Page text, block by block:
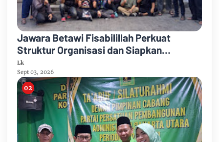
Jawara Betawi Fisabilillah Perkuat
Struktur Organisasi dan Siapkan
Legalitas Badan Hukum
Lk
Sept 03, 2026